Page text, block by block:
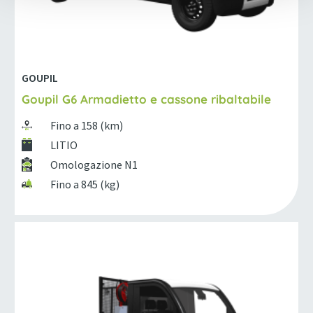
GOUPIL
Goupil G6 Armadietto e cassone ribaltabile
Fino a 158 (km)
LITIO
Omologazione N1
Fino a 845 (kg)